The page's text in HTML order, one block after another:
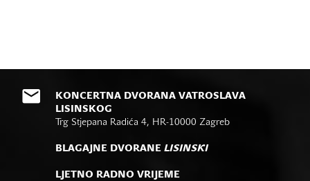
KONCERTNA DVORANA VATROSLAVA
LISINSKOG
Trg Stjepana Radića 4, HR-10000 Zagreb
BLAGAJNE DVORANE LISINSKI
LJETNO RADNO VRIJEME